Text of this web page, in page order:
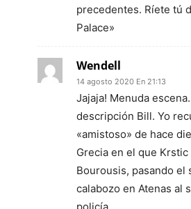
precedentes. Ríete tú
Palace»
Wendell
14 agosto 2020 En 21:13
Jajaja! Menuda
descripción Bill. Yo
«amistoso» de hace
Grecia en el que
Bourousis, pasando el
calabozo en Atenas al
policía